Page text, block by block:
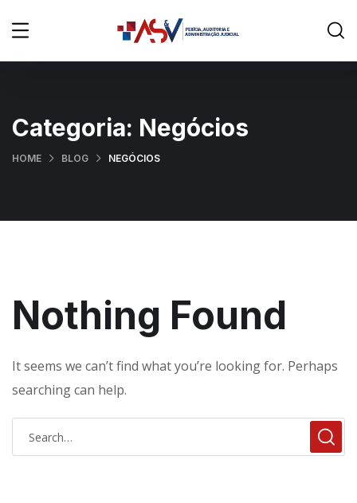
Categoria: Negócios
HOME BLOG NEGÓCIOS
Nothing Found
It seems we can’t find what you’re looking for. Perhaps
searching can help.